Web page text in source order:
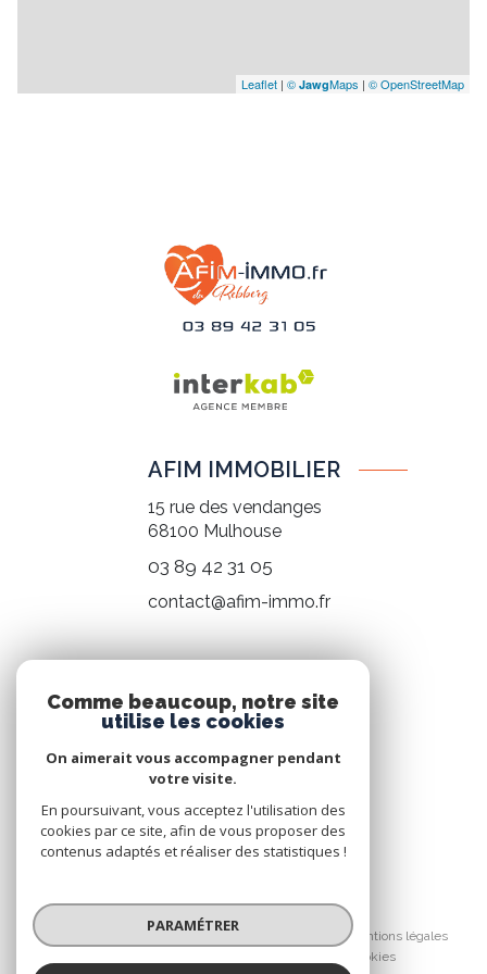
Leaflet | © JawgMaps | © OpenStreetMap
AFIM IMMOBILIER
15 rue des vendanges
68100 Mulhouse
03 89 42 31 05
contact@afim-immo.fr
Nous suivre
© 2026 | Tous droits réservés
Nos honoraires
Nos partenaires
Mentions légales
Cookies
Comme beaucoup, notre site
utilise les cookies
On aimerait vous accompagner pendant
votre visite.
En poursuivant, vous acceptez l'utilisation des
cookies par ce site, afin de vous proposer des
contenus adaptés et réaliser des statistiques !
PARAMÉTRER